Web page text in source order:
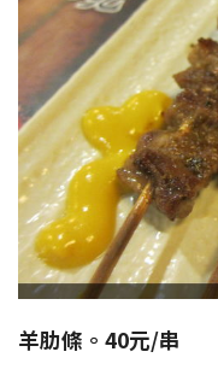
羊肋條。40元/串